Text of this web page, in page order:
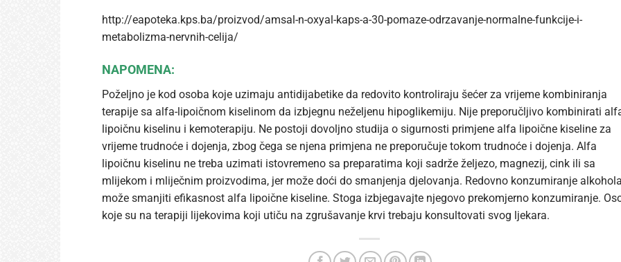
http://eapoteka.kps.ba/proizvod/amsal-n-oxyal-kaps-a-30-pomaze-odrzavanje-normalne-funkcije-i-
metabolizma-nervnih-celija/
NAPOMENA:
Poželjno je kod osoba koje uzimaju antidijabetike da redovito kontroliraju šećer za vrijeme kombiniranja
terapije sa alfa-lipoičnom kiselinom da izbjegnu neželjenu hipoglikemiju. Nije preporučljivo kombinirati
lipoičnu kiselinu i kemoterapiju. Ne postoji dovoljno studija o sigurnosti primjene alfa lipoične kiseline za
vrijeme trudnoće i dojenja, zbog čega se njena primjena ne preporučuje tokom trudnoće i dojenja. Alfa
lipoičnu kiselinu ne treba uzimati istovremeno sa preparatima koji sadrže željezo, magnezij, cink ili sa
mlijekom i mliječnim proizvodima, jer može doći do smanjenja djelovanja. Redovno konzumiranje alkohola
može smanjiti efikasnost alfa lipoične kiseline. Stoga izbjegavajte njegovo prekomjerno konzumiranje.
koje su na terapiji lijekovima koji utiču na zgrušavanje krvi trebaju konsultovati svog ljekara.